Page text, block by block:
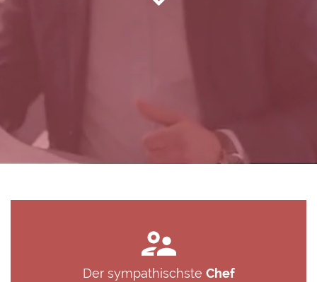
Der sympathischste Chef